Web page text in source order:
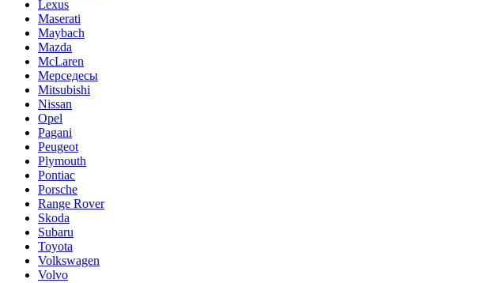
Lexus
Maserati
Maybach
Mazda
McLaren
Мерседесы
Mitsubishi
Nissan
Opel
Pagani
Peugeot
Plymouth
Pontiac
Porsche
Range Rover
Skoda
Subaru
Toyota
Volkswagen
Volvo